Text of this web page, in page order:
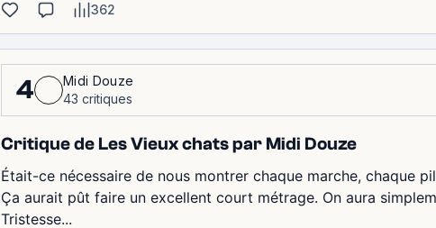
362
4
Midi Douze
43 critiques
Critique de Les Vieux chats par Midi Douze
Était-ce nécessaire de nous montrer chaque marche, chaque
Ça aurait pût faire un excellent court métrage. On aura
Tristesse...